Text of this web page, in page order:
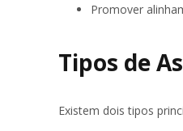
Promover
Tipos de
Existem dois tipos